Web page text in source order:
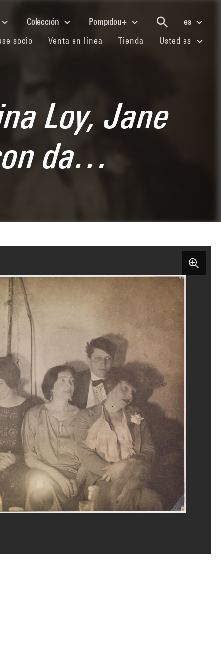
Colección Pompidou+
es
socio (current)
Venta en línea (current)
Tienda (current)
Usted es
Loy, Jane
da…